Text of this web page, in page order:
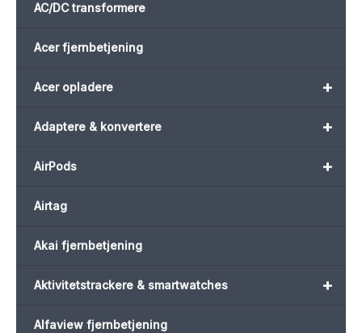
AC/DC transformere
Acer fjernbetjening
+
Acer opladere
+
Adaptere & konvertere
+
AirPods
Airtag
Akai fjernbetjening
+
Aktivitetstrackere & smartwatches
Alfaview fjernbetjening